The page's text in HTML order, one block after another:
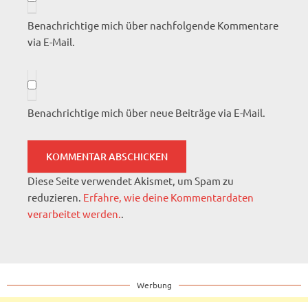
Benachrichtige mich über nachfolgende Kommentare
via E-Mail.
Benachrichtige mich über neue Beiträge via E-Mail.
Diese Seite verwendet Akismet, um Spam zu
reduzieren. Erfahre, wie deine Kommentardaten
verarbeitet werden..
Werbung